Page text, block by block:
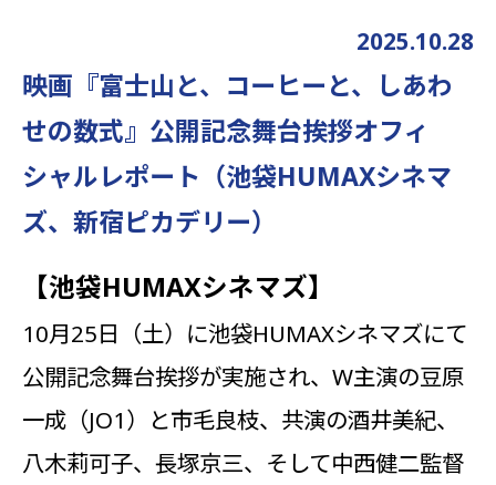
映画『富士山と、コーヒーと、しあわ
せの数式』公開記念舞台挨拶オフィ
シャルレポート（池袋HUMAXシネマ
ズ、新宿ピカデリー）
2025.10.28
【池袋HUMAXシネマズ】
10月25日（土）に池袋HUMAXシネマズにて
公開記念舞台挨拶が実施され、W主演の豆原
一成（JO1）と市毛良枝、共演の酒井美紀、
八木莉可子、長塚京三、そして中西健二監督